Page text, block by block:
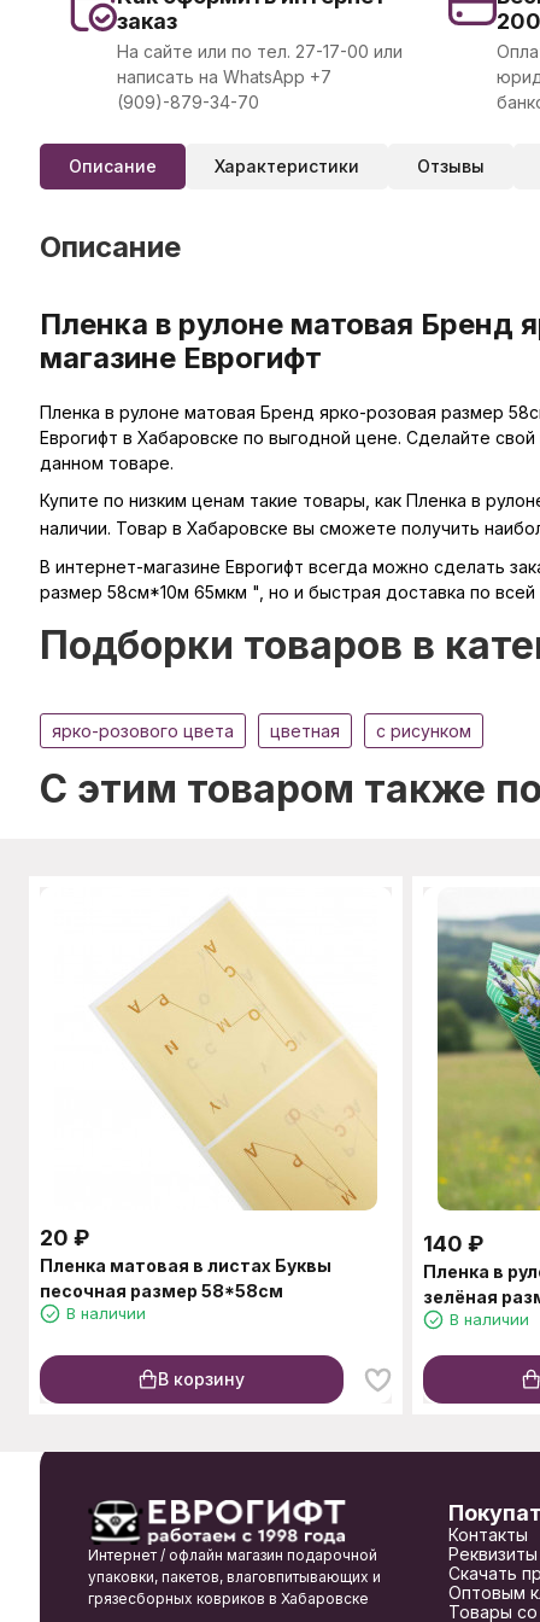
заказ
На сайте или по тел. 27-17-00 или
написать на WhatsApp +7
(909)-879-34-70
Описание Характеристики Отзывы
Описание
Пленка в рулоне матовая Бренд
магазине Еврогифт
Пленка в рулоне матовая Бренд ярко-розовая размер
Еврогифт в Хабаровске по выгодной цене. Сделайте
данном товаре.
Купите по низким ценам такие товары, как Пленка в
наличии. Товар в Хабаровске вы сможете получить
В интернет-магазине Еврогифт всегда можно сделать
размер 58см*10м 65мкм ", но и быстрая доставка по всей
Подборки товаров в
ярко-розового цвета цветная с рисунком
C этим товаром также
20 ₽
Пленка матовая в листах Буквы
песочная размер 58*58см
В наличии
В корзину
140 ₽
Пленка в
зелёная
В наличии
Интернет / офлайн магазин подарочной
упаковки, пакетов, влаговпитывающих и
грязесборных ковриков в Хабаровске
Контакты
Реквизиты
Скачать
Оптовым
Товары